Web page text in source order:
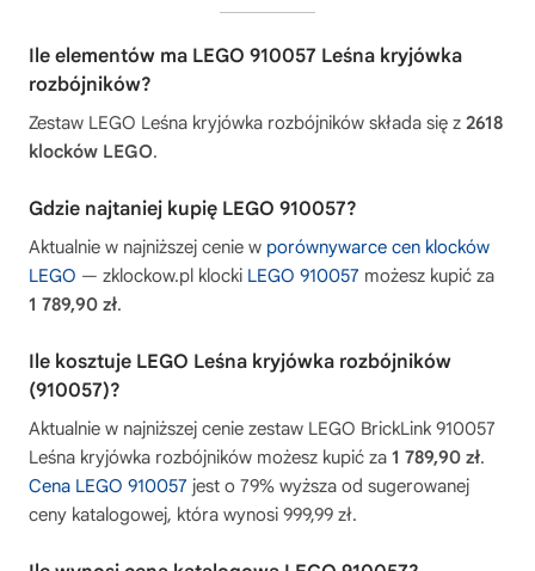
Ile elementów ma LEGO 910057 Leśna kryjówka
rozbójników?
Zestaw LEGO Leśna kryjówka rozbójników składa się z 2618
klocków LEGO.
Gdzie najtaniej kupię LEGO 910057?
Aktualnie w najniższej cenie w porównywarce cen klocków
LEGO — zklockow.pl klocki LEGO 910057 możesz kupić za
1 789,90 zł.
Ile kosztuje LEGO Leśna kryjówka rozbójników
(910057)?
Aktualnie w najniższej cenie zestaw LEGO BrickLink 910057
Leśna kryjówka rozbójników możesz kupić za 1 789,90 zł.
Cena LEGO 910057 jest o 79% wyższa od sugerowanej
ceny katalogowej, która wynosi 999,99 zł.